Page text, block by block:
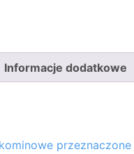
Informacje dodatkowe